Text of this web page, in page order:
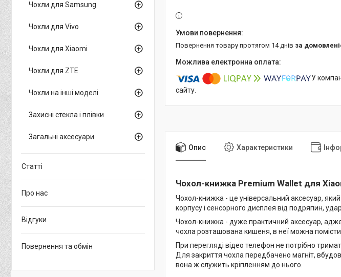
повернення товару протягом 14 днів за
У
сайту.
Опис Характеристики
Чохол-книжка Premium Wallet для
Чохол-книжка - це універсальний аксесуар,
корпусу і сенсорного дисплея від подряпин,
Чохол-книжка - дуже практичний аксесуар,
чохла розташована кишеня, в неї можна
При перегляді відео телефон не потрібно
Для закриття чохла передбачено магніт,
вона ж служить кріпленням до нього.
Чохли для Samsung
Чохли для Vivo
Чохли для Xiaomi
Чохли для ZTE
Чохли на інші моделі
Захисні стекла і плівки
Загальні аксесуари
Статті
Про нас
Відгуки
Повернення та обмін